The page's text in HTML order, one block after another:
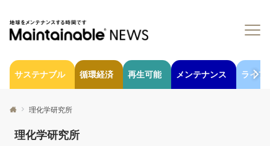
サステナブル 循環経済 再生可能 メンテナンス ライフ
理化学研究所
理化学研究所